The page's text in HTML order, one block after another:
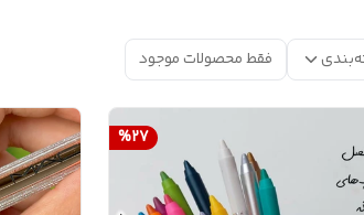
فقط محصولات موجود
%27